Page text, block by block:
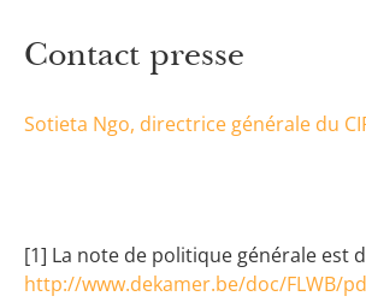
Contact presse
Sotieta Ngo, directrice générale du
[1] La note de politique générale est
http://www.dekamer.be/doc/FLWB/